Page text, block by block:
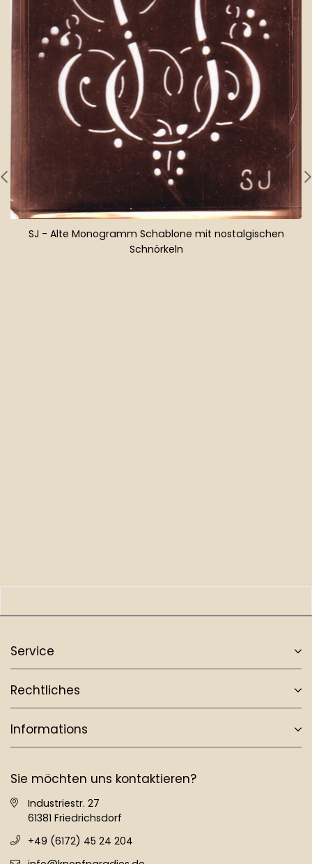
SJ - Alte Monogramm Schablone mit nostalgischen
Schnörkeln
Service
Rechtliches
Informations
Sie möchten uns kontaktieren?
Industriestr. 27
61381 Friedrichsdorf
+49 (6172) 45 24 204